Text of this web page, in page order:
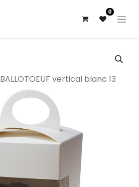
0
BALLOTOEUF vertical blanc 13